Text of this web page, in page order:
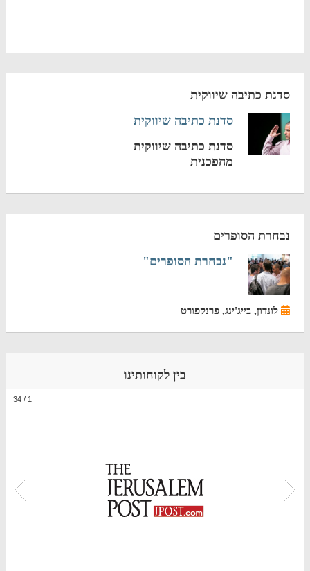
סדנת כתיבה שיווקית
סדנת כתיבה שיווקית
סדנת כתיבה שיווקית
מהפכנית
נבחרת הסופרים
"נבחרת הסופרים"
לונדון, בייג'ינג, פרנקפורט
בין לקוחותינו
1
/
34